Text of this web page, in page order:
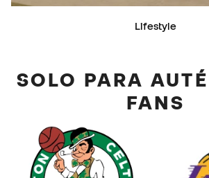
Lifestyle
SOLO PARA AUTÉNTICOS
FANS